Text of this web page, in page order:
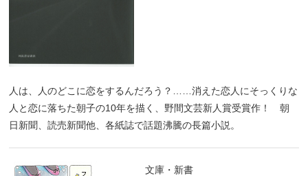
人は、人のどこに恋をするんだろう？……消えた恋人にそっくりな
人と恋に落ちた朝子の10年を描く、野間文芸新人賞受賞作！ 朝
日新聞、読売新聞他、各紙誌で話題沸騰の長篇小説。
文庫・新書